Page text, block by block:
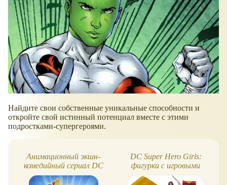
Найдите свои собственные уникальные способности и
откройте свой истинный потенциал вместе с этими
подростками-супергероями.
Анимационный экшн-
комедийный сериал DC
Super Hero Girls
DC Super Hero Girls:
фигурки с игровыми
наборами, новинки 2017